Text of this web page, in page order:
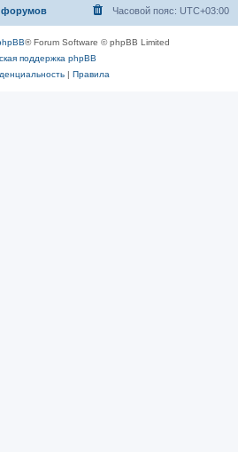
форумов Часовой пояс: UTC+03:00
® Forum Software © phpBB Limited
поддержка phpBB
| Правила